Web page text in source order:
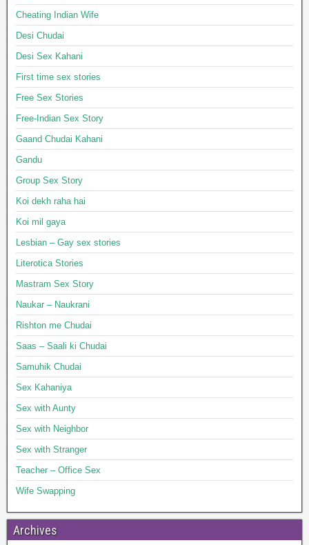
Cheating Indian Wife
Desi Chudai
Desi Sex Kahani
First time sex stories
Free Sex Stories
Free-Indian Sex Story
Gaand Chudai Kahani
Gandu
Group Sex Story
Koi dekh raha hai
Koi mil gaya
Lesbian – Gay sex stories
Literotica Stories
Mastram Sex Story
Naukar – Naukrani
Rishton me Chudai
Saas – Saali ki Chudai
Samuhik Chudai
Sex Kahaniya
Sex with Aunty
Sex with Neighbor
Sex with Stranger
Teacher – Office Sex
Wife Swapping
Archives